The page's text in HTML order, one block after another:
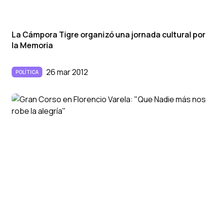
La Cámpora Tigre organizó una jornada cultural por
la Memoria
POLÍTICA 26 mar 2012